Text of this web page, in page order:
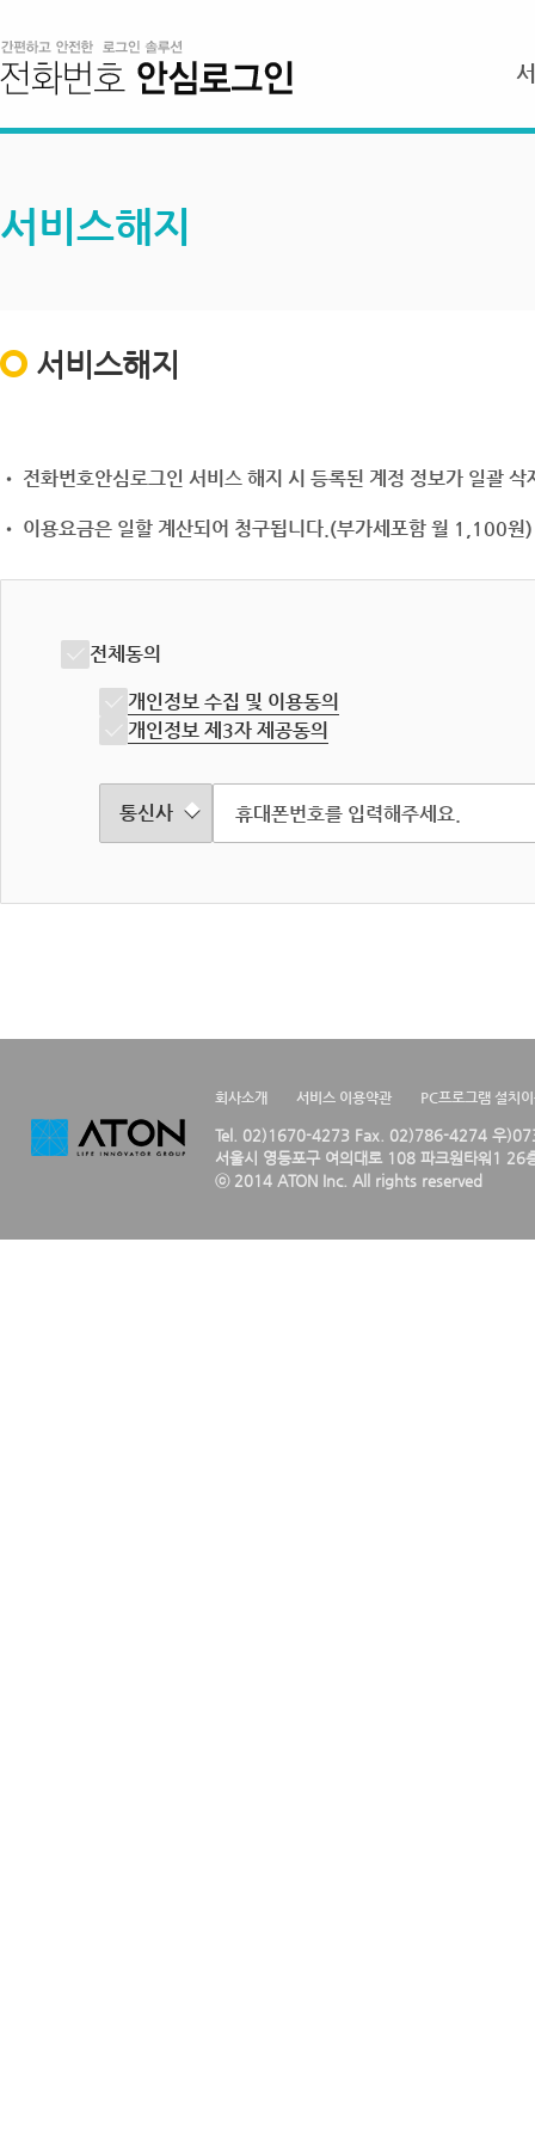
서비스해지
서비스해지
• 전화번호안심로그인 서비스 해지 시 등록된 계정 정보가 일괄
• 이용요금은 일할 계산되어 청구됩니다.(부가세포함 월 1,100원)
전체동의
개인정보 수집 및 이용동의
개인정보 제3자 제공동의
회사소개 서비스 이용약관 PC프로그램 설치
Tel. 02)1670-4273 Fax. 02)786-4274 우
서울시 영등포구 여의대로 108 파크원타워1 26
ⓒ 2014 ATON Inc. All rights reserved